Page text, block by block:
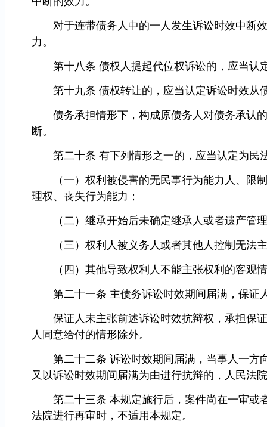
对于连带债务人中的一人发生诉讼时效中断效
力。
第十八条 债权人提起代位权诉讼的，应当认
第十九条 债权转让的，应当认定诉讼时效从
债务承担情形下，构成原债务人对债务承认的
断。
第二十条 有下列情形之一的，应当认定为民
（一）权利被侵害的无民事行为能力人、限制
理权、丧失行为能力；
（二）继承开始后未确定继承人或者遗产管
（三）权利人被义务人或者其他人控制无法
（四）其他导致权利人不能主张权利的客观
第二十一条 主债务诉讼时效期间届满，保证
保证人未主张前述诉讼时效抗辩权，承担保证
人同意给付的情形除外。
第二十二条 诉讼时效期间届满，当事人一方
又以诉讼时效期间届满为由进行抗辩的，人民法
第二十三条 本规定施行后，案件尚在一审或
法院进行再审时，不适用本规定。